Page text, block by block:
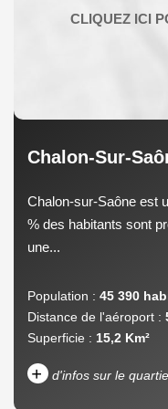
Chalon-Sur-
Chalon-sur-Saône est
% des habitants sont
une...
Population : 45 390
Distance de l'aéroport :
Superficie : 15,2 Km²
+ d'infos sur le